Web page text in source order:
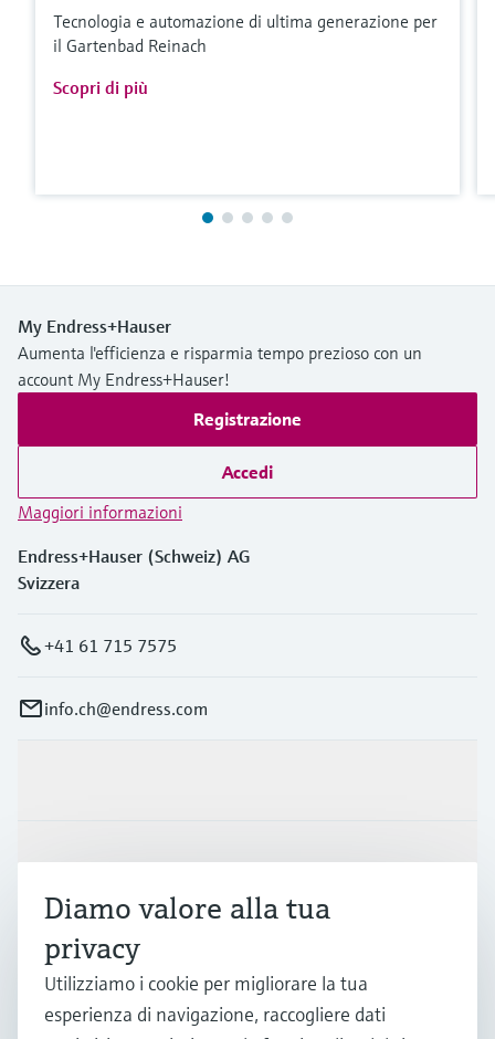
Tecnologia e automazione di ultima generazione per
il Gartenbad Reinach
Scopri di più
My Endress+Hauser
Aumenta l'efficienza e risparmia tempo prezioso con un
account My Endress+Hauser!
Registrazione
Accedi
Maggiori informazioni
Endress+Hauser (Schweiz) AG
Svizzera
+41 61 715 7575
info.ch@endress.com
Industrie
Supporta
La società
Diamo valore alla tua
privacy
Utilizziamo i cookie per migliorare la tua
esperienza di navigazione, raccogliere dati